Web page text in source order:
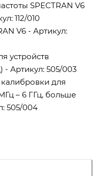
SPECTRAN V6
112/010
V6 - Артикул:
устройств
- Артикул: 505/003
для
– 6 ГГц, больше
505/004